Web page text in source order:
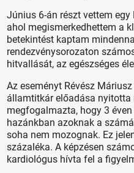
Június 6-án részt vettem
ahol megismerkedhettem a
betekintést kaptam
rendezvénysorozaton
hitvallását, az egészséges
Az eseményt Révész
államtitkár előadása
megfogalmazta, hogy 3 éven
hazánkban azoknak a
soha nem mozognak. Ez
százaléka. A képzésen
kardiológus hívta fel a